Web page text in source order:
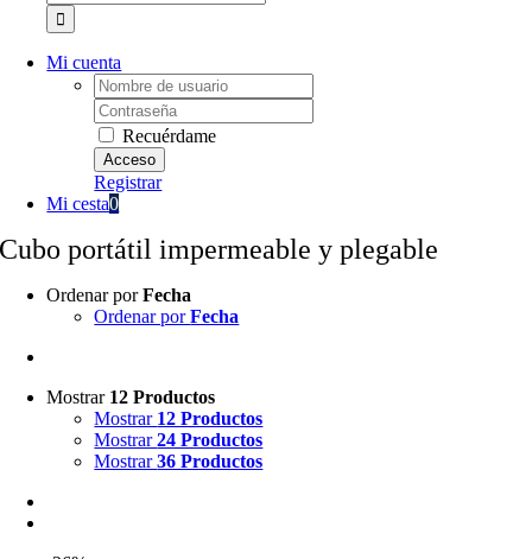
Mi cuenta
Username:
Password:
Recuérdame
Registrar
Mi cesta0
Cubo portátil impermeable y plegable
Ordenar porFecha
Ordenar porFecha
Mostrar 12 Productos
Mostrar 12 Productos
Mostrar24 Productos
Mostrar36 Productos